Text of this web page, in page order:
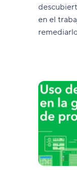
en el